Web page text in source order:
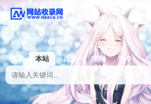
搜索 本站 百度 搜狗 360